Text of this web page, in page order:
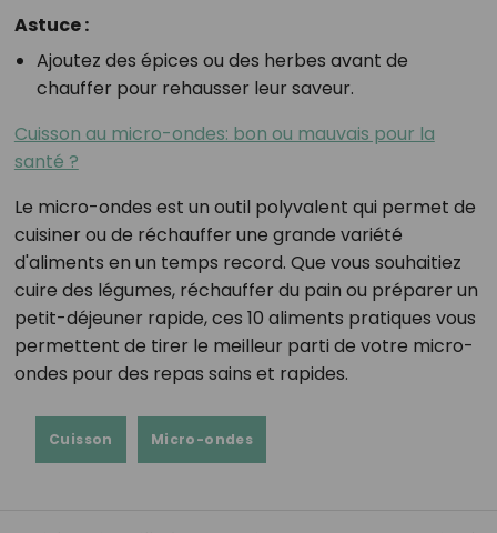
Astuce :
Ajoutez des épices ou des herbes avant de
chauffer pour rehausser leur saveur.
Cuisson au micro-ondes: bon ou mauvais pour la
santé ?
Le micro-ondes est un outil polyvalent qui permet de
cuisiner ou de réchauffer une grande variété
d'aliments en un temps record. Que vous souhaitiez
cuire des légumes, réchauffer du pain ou préparer un
petit-déjeuner rapide, ces 10 aliments pratiques vous
permettent de tirer le meilleur parti de votre micro-
ondes pour des repas sains et rapides.
Cuisson Micro-ondes